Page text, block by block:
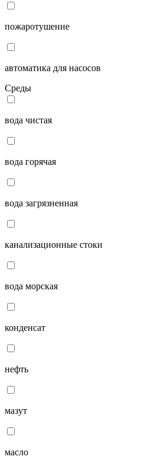
пожаротушение
автоматика для насосов
Среды
вода чистая
вода горячая
вода загрязненная
канализационные стоки
вода морская
конденсат
нефть
мазут
масло